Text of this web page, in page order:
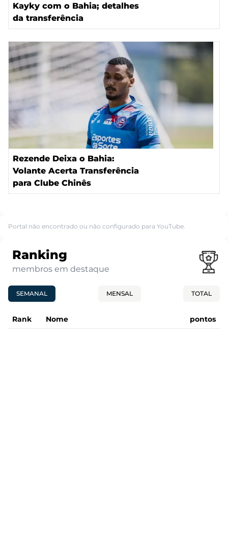
Kayky com o Bahia; detalhes
da transferência
Rezende Deixa o Bahia:
Volante Acerta Transferência
para Clube Chinês
Portal não encontrado ou não configurado para YouTube.
Ranking
membros em destaque
SEMANAL MENSAL TOTAL
Rank Nome pontos